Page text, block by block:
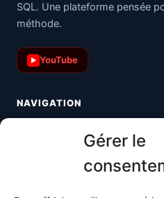
Gérer le
SQL. Une plateforme pensée
méthode.
▶ YouTube
NAVIGATION
Toutes les maths